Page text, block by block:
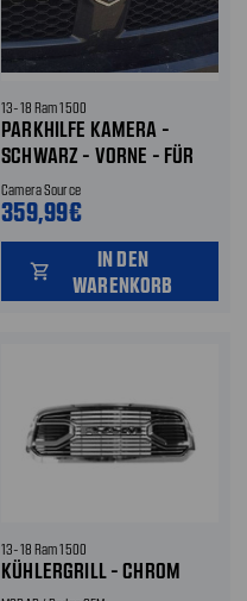
13-18 Ram 1500
PARKHILFE KAMERA -
SCHWARZ - VORNE - FÜR
ZUBEHÖR DISPLAYS
Camera Source
359,99€
shopping_cart
IN DEN
WARENKORB
13-18 Ram 1500
KÜHLERGRILL - CHROM